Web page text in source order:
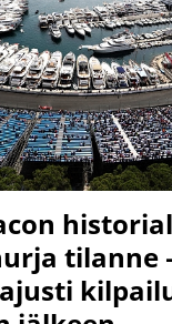
tilanne